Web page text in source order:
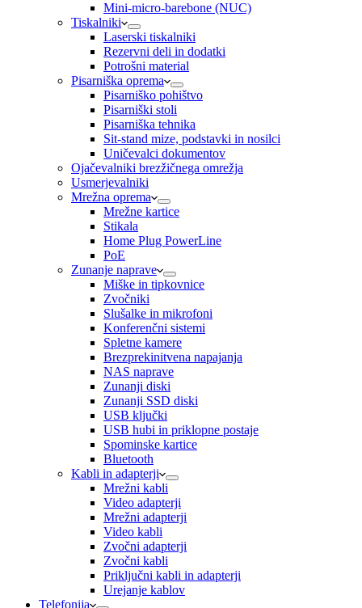
Mini-micro-barebone (NUC)
Tiskalniki
Laserski tiskalniki
Rezervni deli in dodatki
Potrošni material
Pisarniška oprema
Pisarniško pohištvo
Pisarniški stoli
Pisarniška tehnika
Sit-stand mize, podstavki in nosilci
Uničevalci dokumentov
Ojačevalniki brezžičnega omrežja
Usmerjevalniki
Mrežna oprema
Mrežne kartice
Stikala
Home Plug PowerLine
PoE
Zunanje naprave
Miške in tipkovnice
Zvočniki
Slušalke in mikrofoni
Konferenčni sistemi
Spletne kamere
Brezprekinitvena napajanja
NAS naprave
Zunanji diski
Zunanji SSD diski
USB ključki
USB hubi in priklopne postaje
Spominske kartice
Bluetooth
Kabli in adapterji
Mrežni kabli
Video adapterji
Mrežni adapterji
Video kabli
Zvočni adapterji
Zvočni kabli
Priključni kabli in adapterji
Urejanje kablov
Telefonija